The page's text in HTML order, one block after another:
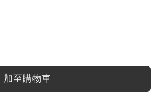
加至購物車